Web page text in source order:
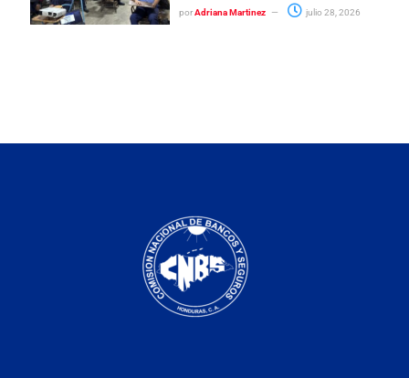
por Adriana Martinez julio 28, 2026